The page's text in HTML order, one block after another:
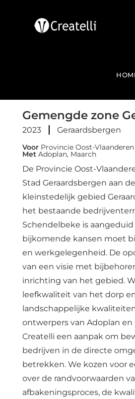
Gemengde zone
2023 Geraardsbergen
Voor Provincie Oost-Vlaanderen
Met Adoplan, Maarch
De Provincie Oost-
Stad Geraardsbergen aan
kleinstedelijk gebied
het bestaande
Schendelbeke is
bijkomende kansen moet
en werkgelegenheid. De
van een visie met
inrichting van het gebied.
leefkwaliteit van het dorp
landschappelijke
ontwerpers van Adoplan
Createlli een aanpak om
bedrijven in de directe
betrekken. We kozen voor
over de randvoorwaarden
afbakeningsproces, de